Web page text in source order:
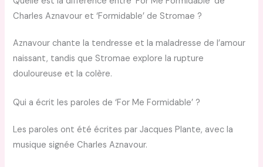
Charles Aznavour et ‘Formidable’ de Stromae ?
Aznavour chante la tendresse et la maladresse de l’amour
naissant, tandis que Stromae explore la rupture
douloureuse et la colère.
Qui a écrit les paroles de ‘For Me Formidable’ ?
Les paroles ont été écrites par Jacques Plante, avec la
musique signée Charles Aznavour.